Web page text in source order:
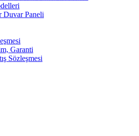
Duvar Paneli
Garanti
Sözleşmesi